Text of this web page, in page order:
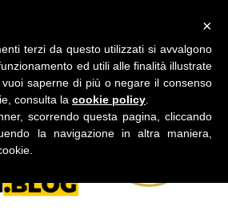
E OCCHIALI DA VISTA
×
terzi da questo utilizzati si avvalgono
ed utili alle finalità illustrate
saperne di più o negare il consenso
consulta la cookie policy
scorrendo questa pagina, cliccando
la navigazione in altra maniera,